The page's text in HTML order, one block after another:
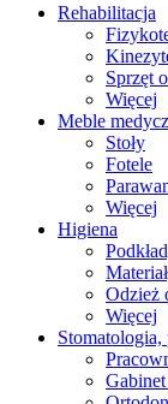
Rehabilitacja
Sprzęt
Więcej
Meble
Stoły
Fotele
Więcej
Higiena
Odzież
Więcej